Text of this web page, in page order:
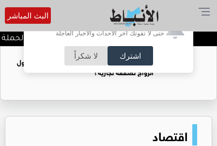
أترغب في تفعيل الإشعارات؟
حتى لا تفوتك آخر الأحداث والأخبار العاجلة
اشترك لا شكراً
البث المباشر
الجيش يفتح باب التجنيد لحملة
فتيات يستغللنه لتحقيق مكاسب مادية.. هل تحول
الزواج لصفقة تجارية؟
اقتصاد